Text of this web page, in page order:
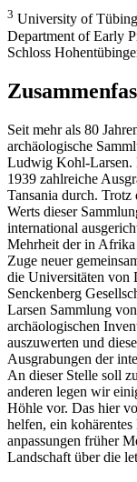
3 University of
Department of Early
Schloss
Seit mehr als 80
archäologische
Ludwig Kohl-Larsen.
1939 zahlreiche
Tansania durch.
Werts dieser
international
Mehrheit der in
Zuge neuer
die Universitäten von
Senckenberg
Larsen Sammlung
archäologischen
auszu­werten und
Ausgrabungen der
An dieser Stelle soll
anderen legen wir
Höhle vor. Das hier
helfen, ein
anpassungen früher
Landschaft über die